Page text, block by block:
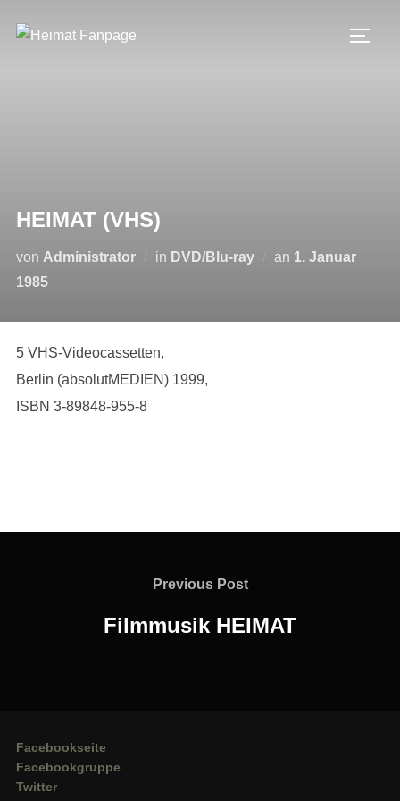
Inhalt
HEIMAT (VHS)
von Administrator in DVD/Blu-ray an Veröffentlicht
1. Januar
1985
5 VHS-Videocassetten,
Berlin (absolutMEDIEN) 1999,
ISBN 3-89848-955-8
Previous
Previous Post
Filmmusik HEIMAT
Facebookseite
Facebookgruppe
Twitter